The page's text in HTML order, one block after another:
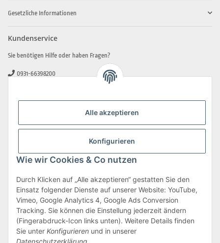
Alle akzeptieren
Konfigurieren
Wie wir Cookies & Co nutzen
Durch Klicken auf „Alle akzeptieren“ gestatten Sie den
Einsatz folgender Dienste auf unserer Website: YouTube,
Vimeo, Google Analytics 4, Google Ads Conversion
Tracking. Sie können die Einstellung jederzeit ändern
(Fingerabdruck-Icon links unten). Weitere Details finden
Sie unter Konfigurieren und in unserer
Datenschutzerklärung
Gesetzliche Informationen
Kundenservice
Sie benötigen Hilfe oder haben Fragen?
0931-66398200
info@beamerlampe-guenstiger.de
Sicher Einkaufen